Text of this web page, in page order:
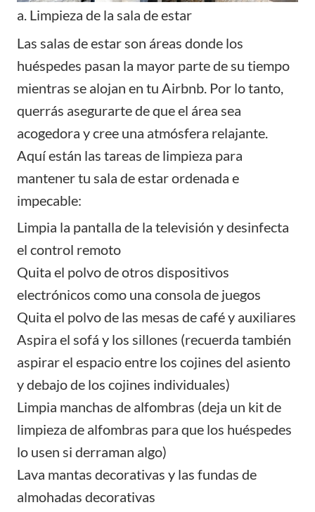
a. Limpieza de la sala de estar
Las salas de estar son áreas donde los
huéspedes pasan la mayor parte de su tiempo
mientras se alojan en tu Airbnb. Por lo tanto,
querrás asegurarte de que el área sea
acogedora y cree una atmósfera relajante.
Aquí están las tareas de limpieza para
mantener tu sala de estar ordenada e
impecable:
Limpia la pantalla de la televisión y desinfecta
el control remoto
Quita el polvo de otros dispositivos
electrónicos como una consola de juegos
Quita el polvo de las mesas de café y auxiliares
Aspira el sofá y los sillones (recuerda también
aspirar el espacio entre los cojines del asiento
y debajo de los cojines individuales)
Limpia manchas de alfombras (deja un kit de
limpieza de alfombras para que los huéspedes
lo usen si derraman algo)
Lava mantas decorativas y las fundas de
almohadas decorativas